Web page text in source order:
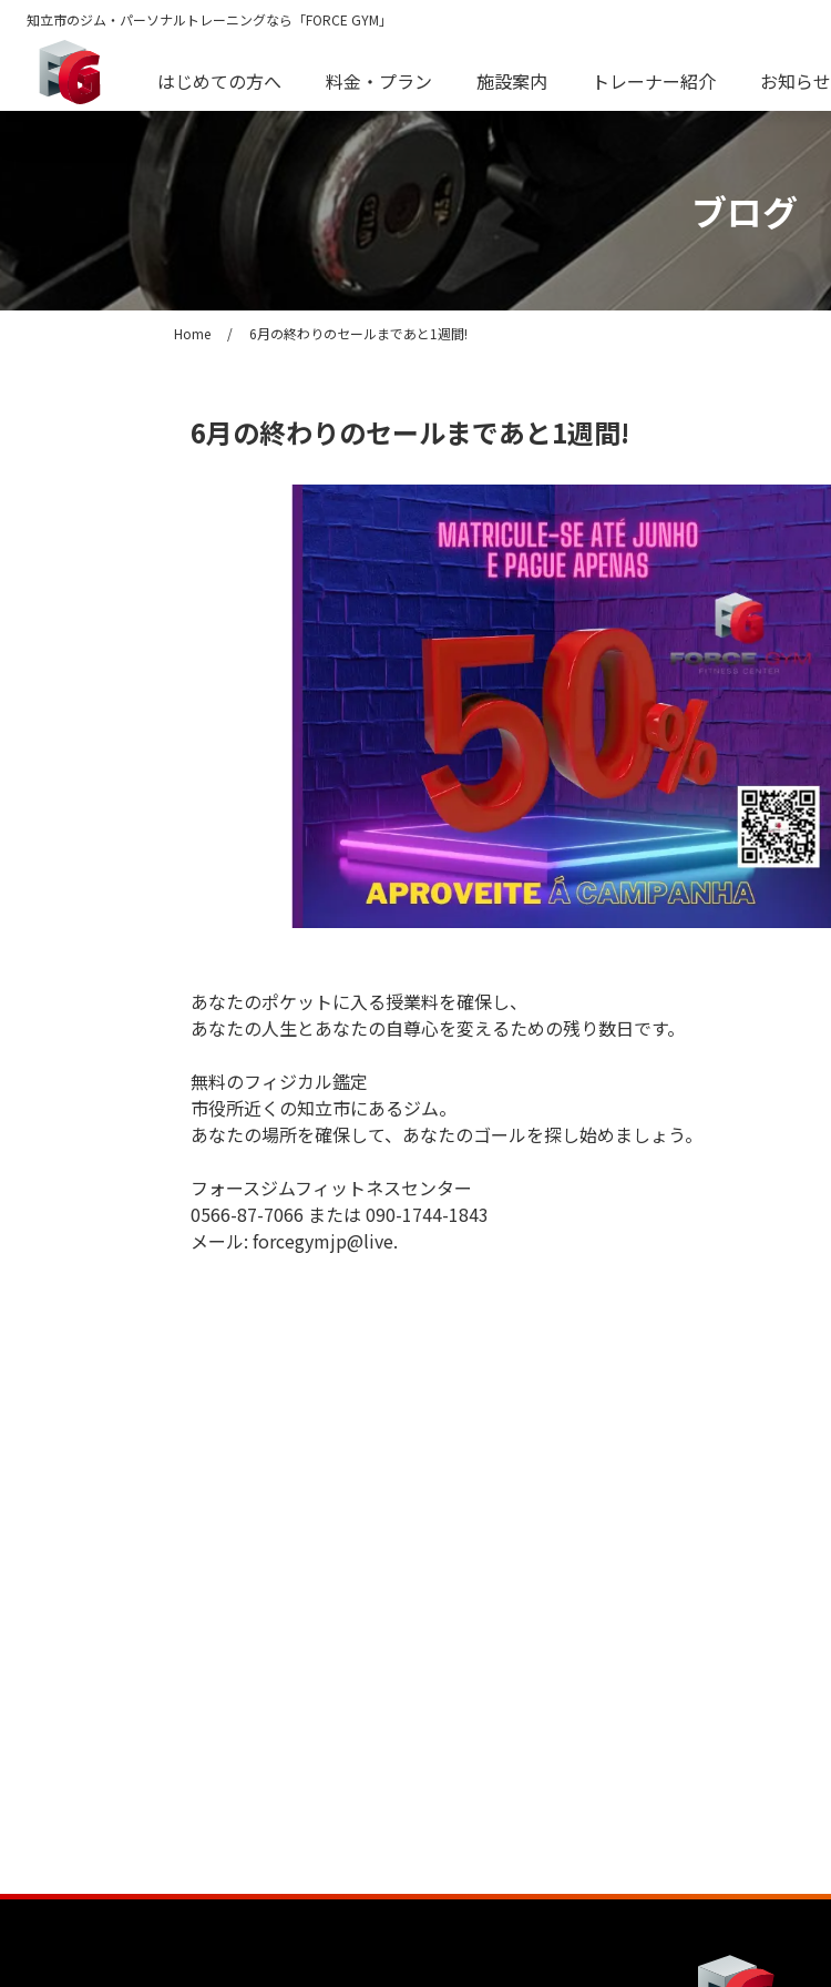
知立市のジム・パーソナルトレーニングなら「FORCE GYM」
はじめての方へ 料金・プラン 施設案内 トレーナー紹介 お知らせ
ブログ
Home / 6月の終わりのセールまであと1週間!
6月の終わりのセールまであと1週間!
あなたのポケットに入る授業料を確保し、
あなたの人生とあなたの自尊心を変えるための残り数日です。
無料のフィジカル鑑定
市役所近くの知立市にあるジム。
あなたの場所を確保して、あなたのゴールを探し始めましょう。
フォースジムフィットネスセンター
0566-87-7066 または 090-1744-1843
メール: forcegymjp@live.